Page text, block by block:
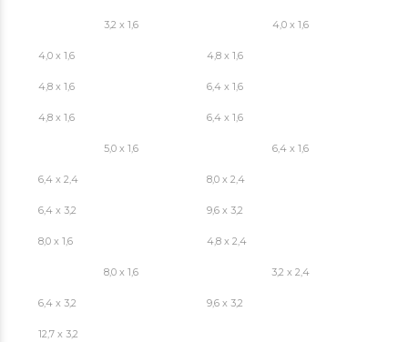
3,2 x 1,6
4,0 x 1,6
4,8 x 1,6
4,0 x 1,6
4,8 x 1,6
6,4 x 1,6
4,8 x 1,6
5,0 x 1,6
6,4 x 2,4
6,4 x 3,2
6,4 x 1,6
6,4 x 1,6
8,0 x 2,4
9,6 x 3,2
8,0 x 1,6
8,0 x 1,6
6,4 x 3,2
12,7 x 3,2
4,8 x 2,4
3,2 x 2,4
9,6 x 3,2